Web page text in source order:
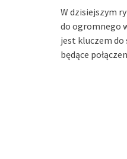
W dzisiejszym
do ogromnego
jest kluczem do
będące